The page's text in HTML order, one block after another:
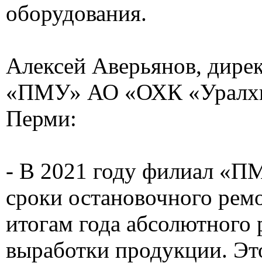
оборудования.
Алексей Аверьянов,
«ПМУ» АО «ОХК
Перми:
- В 2021 году филиал
сроки остановочного
итогам года абсолютного
выработки продукции.